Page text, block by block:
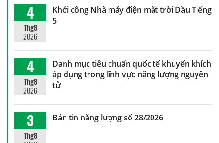
4
Thg8
2026
Khởi công Nhà máy điện mặt trời Dầu Tiếng
5
4
Thg8
2026
Danh mục tiêu chuẩn quốc tế khuyến khích
áp dụng trong lĩnh vực năng lượng nguyên
tử
3
Thg8
Bản tin năng lượng số 28/2026